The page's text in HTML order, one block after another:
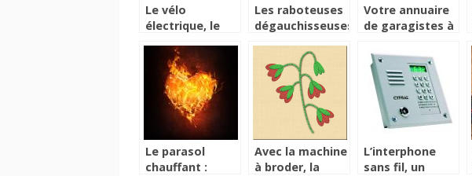
Le vélo
électrique, le
Les raboteuses
dégauchisseuses,
bons plans
Votre annuaire
de garagistes à
Le parasol
chauffant :
Avec la machine
à broder, la
L’interphone
sans fil, un